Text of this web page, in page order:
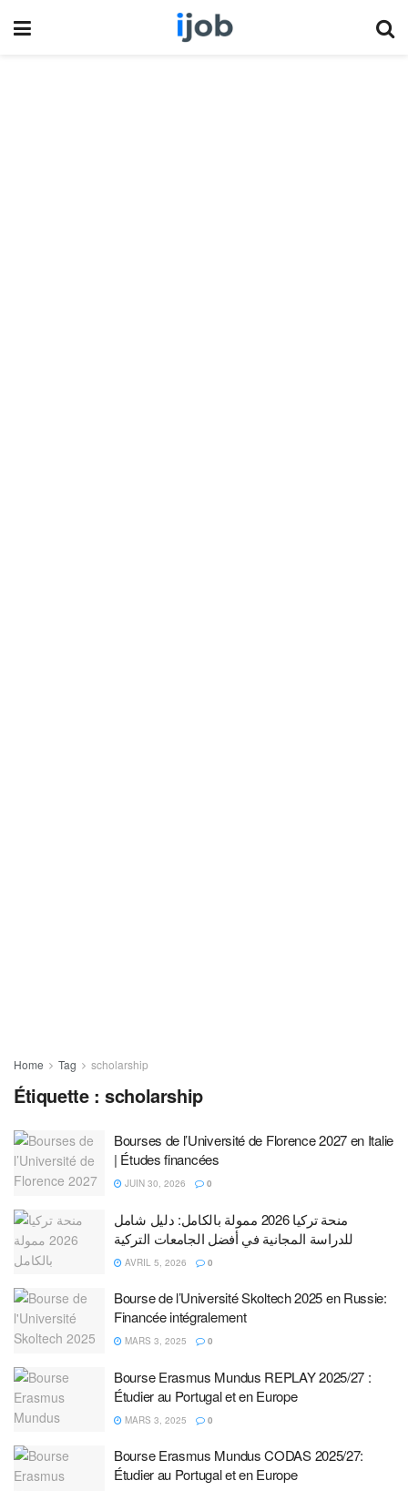
Home Tag scholarship
Étiquette :scholarship
Bourses de l’Université de Florence 2027 en Italie
| Études financées
JUIN 30, 2026 0
منحة تركيا 2026 ممولة بالكامل: دليل شامل
للدراسة المجانية في أفضل الجامعات التركية
AVRIL 5, 2026 0
Bourse de l’Université Skoltech 2025 en Russie:
Financée intégralement
MARS 3, 2025 0
Bourse Erasmus Mundus REPLAY 2025/27 :
Étudier au Portugal et en Europe
MARS 3, 2025 0
Bourse Erasmus Mundus CODAS 2025/27:
Étudier au Portugal et en Europe